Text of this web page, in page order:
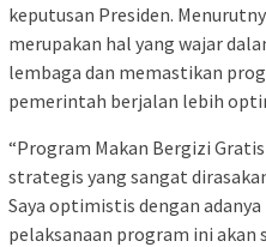
keputusan Presiden.
merupakan hal yang wajar
lembaga dan memastikan
pemerintah berjalan lebih
“Program Makan Bergizi
strategis yang sangat
Saya optimistis dengan
pelaksanaan program ini akan